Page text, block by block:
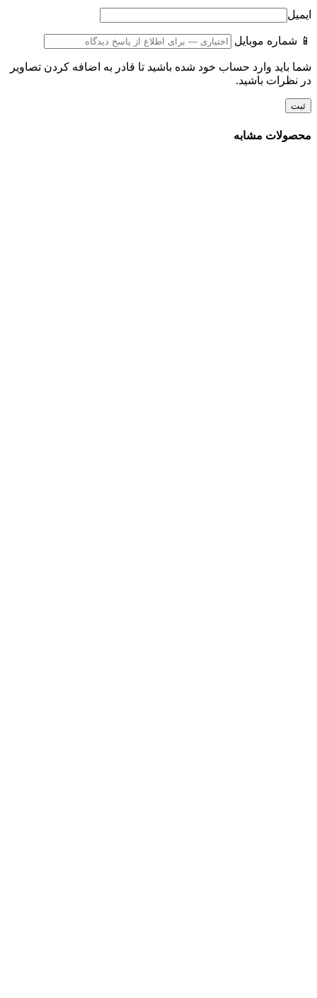
ایمیل
📱 شماره موبایل
شما باید وارد حساب خود شده باشید تا قادر به اضافه کردن تصاویر
در نظرات باشید.
محصولات مشابه